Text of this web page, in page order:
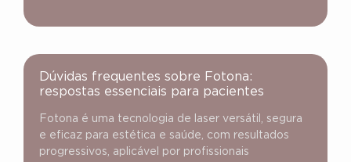
Dúvidas frequentes sobre Fotona:
respostas essenciais para pacientes
Fotona é uma tecnologia de laser versátil, segura
e eficaz para estética e saúde, com resultados
progressivos, aplicável por profissionais